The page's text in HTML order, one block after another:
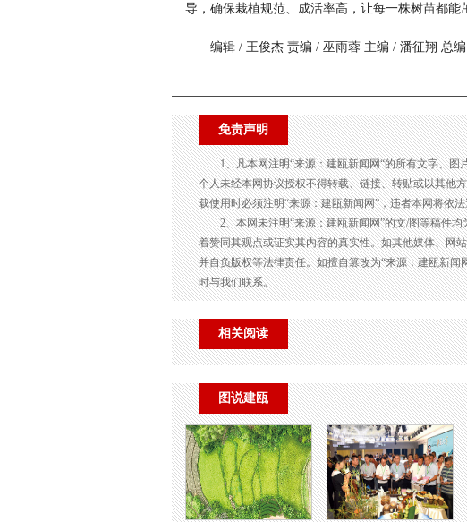
导，确保栽植规范、成活率高，让每一株树苗都能
编辑 / 王俊杰 责编 / 巫雨蓉 主编 / 潘征翔 总
免责声明
1、凡本网注明“来源：建瓯新闻网“的所有文字、
个人未经本网协议授权不得转载、链接、转贴或以其他
载使用时必须注明“来源：建瓯新闻网”，违者本网将依
2、本网未注明“来源：建瓯新闻网”的文/图等稿件
着赞同其观点或证实其内容的真实性。如其他媒体、网
并自负版权等法律责任。如擅自篡改为“来源：建瓯新
时与我们联系。
相关阅读
图说建瓯